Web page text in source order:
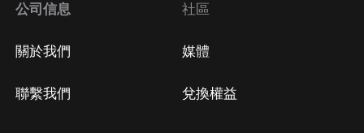
公司信息
關於我們
聯繫我們
社區
媒體
兌換權益